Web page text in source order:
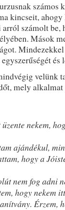
számos
kincseit,
számolt be,
Mások
és
velünk
mely alkalmat
nekem,
ajándékul,
hogy a
nem fog adni
hogy nekem
Érzem,